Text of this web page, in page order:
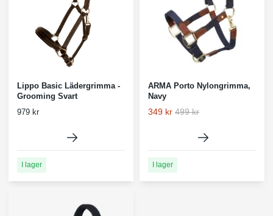
Lippo Basic Lädergrimma -
Grooming Svart
979 kr
I lager
ARMA Porto Nylongrimma,
Navy
349 kr 499 kr
I lager